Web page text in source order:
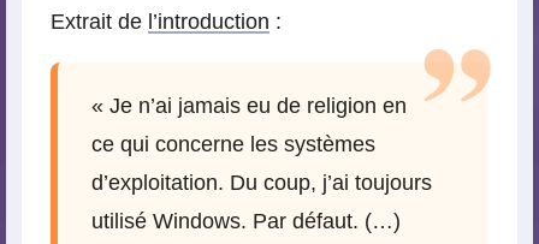
Extrait de l’introduction :
« Je n’ai jamais eu de religion en
ce qui concerne les systèmes
d’exploitation. Du coup, j’ai toujours
utilisé Windows. Par défaut. (…)